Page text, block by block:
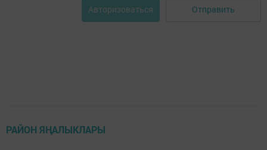
Авторизоваться Отправить
РАЙОН ЯҢАЛЫКЛАРЫ